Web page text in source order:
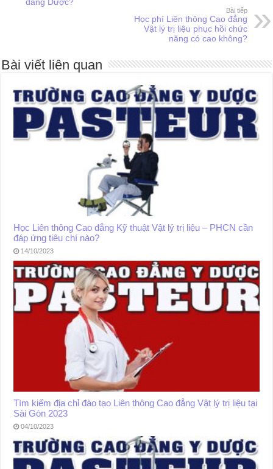
Bài tiếp
Học phí Liên thông Cao đẳng
Vật lý trị liệu phục hồi chức
năng có cao không?
Bài viết liên quan
Học Liên thông Cao đẳng Kỹ thuật Vật lý trị liệu – PHCN cần
đáp ứng tiêu chí nào?
14/10/2023
Tìm kiếm địa chỉ đào tạo Liên thông Cao đẳng Vật lý trị liệu tại
Sài Gòn 2023
04/10/2023